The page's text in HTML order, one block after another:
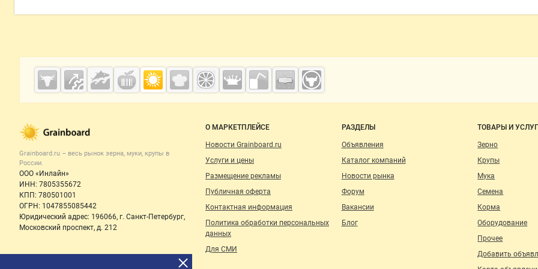
Grainboard.ru
Grainboard.ru – весь рынок зерна, муки, крупы в
России.
ООО «Инлайн»
ИНН: 7805355672
КПП: 780501001
ОГРН: 1047855085442
Юридический адрес: 196066, г. Санкт-Петербург,
Московский проспект, д. 212
О МАРКЕТПЛЕЙСЕ
Новости Grainboard.ru
Услуги и цены
Размещение рекламы
Публичная оферта
Контактная информация
Политика обработки персональных
данных
Для СМИ
РАЗДЕЛЫ
Объявления
Каталог компаний
Новости рынка
Форум
Вакансии
Блог
ТОВАРЫ И
Зерно
Крупы
Мука
Семена
Корма
Оборудование
Прочее
Добавить